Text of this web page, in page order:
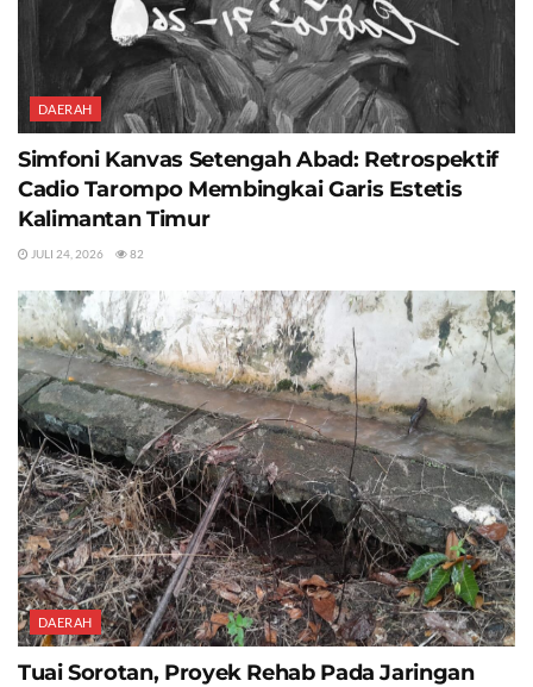
DAERAH
Simfoni Kanvas Setengah Abad: Retrospektif
Cadio Tarompo Membingkai Garis Estetis
Kalimantan Timur
JULI 24, 2026 82
DAERAH
Tuai Sorotan, Proyek Rehab Pada Jaringan